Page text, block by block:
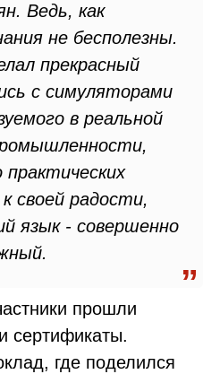
Ведь, как
не бесполезны.
прекрасный
с симуляторами
в реальной
своей радости,
язык - совершенно
прошли
сертификаты.
где поделился